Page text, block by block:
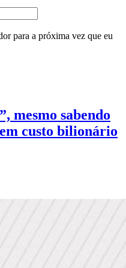
para a próxima vez que eu
mesmo sabendo
custo bilionário